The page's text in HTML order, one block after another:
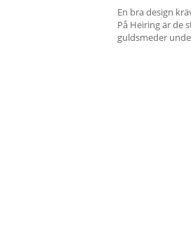
En bra design
På Heiring är de
guldsmeder